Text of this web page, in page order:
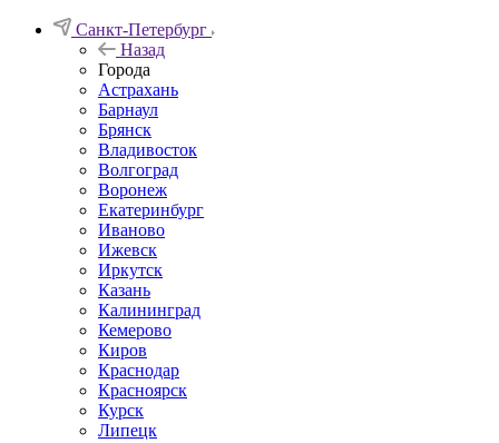
Санкт-Петербург
Назад
Города
Астрахань
Барнаул
Брянск
Владивосток
Волгоград
Воронеж
Екатеринбург
Иваново
Ижевск
Иркутск
Казань
Калининград
Кемерово
Киров
Краснодар
Красноярск
Курск
Липецк